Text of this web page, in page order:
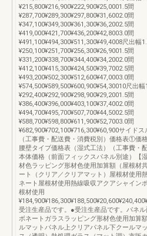
¥215,800¥216,900¥222,900¥25,0001.5間
¥287,700¥289,300¥297,800¥31,6002.0間
¥347,100¥349,300¥361,300¥36,2002.5間
¥419,000¥421,700¥436,200¥42,8003.0間
¥491,100¥494,300¥511,300¥49,4008尺出幅
¥250,100¥251,700¥256,300¥26,9001.5間
¥331,200¥338,700¥344,400¥34,2002.0間
¥412,100¥415,300¥424,500¥39,7002.5間
¥493,200¥502,300¥512,600¥47,0003.0間
¥574,500¥589,500¥600,900¥54,30010尺出幅
¥292,400¥292,900¥298,900¥29,2001.5間
¥386,400¥396,000¥403,100¥37,4002.0間
¥494,700¥495,700¥507,700¥44,5002.5間
¥588,700¥598,800¥611,900¥52,7003.0間
¥682,900¥702,100¥716,300¥60,900サイド
（工事費・配送費・消費税別）価格表①価
腰壁タイプ価格表（湿式工法）（工事費・
本体価格（前面フィックスパネル別途）【
材色ラッピング形材色使用加算額（屋根材
ート（クリア／クリアマット）屋根材使用
ネート屋根材使用熱線吸収アクアシャイン
根材使用
受注生産品です。●受注生産品です。パネ
ボネートガラスラッピング形材色使用加算
ルマットパネル上クリアパネル下クールマ